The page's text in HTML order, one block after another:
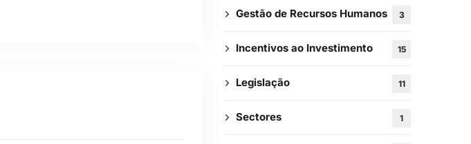
Gestão de Recursos Humanos 3
Incentivos ao Investimento 15
Legislação 11
Sectores 1